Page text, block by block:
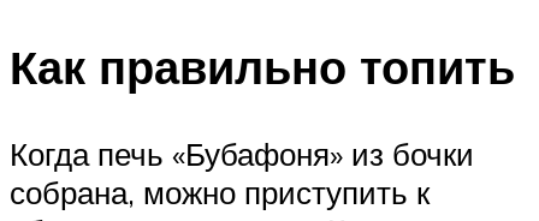
Как правильно топить
Когда печь «Бубафоня» из бочки
собрана, можно приступить к